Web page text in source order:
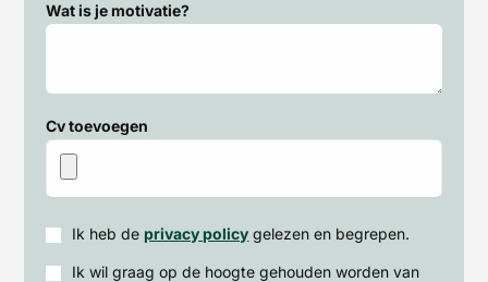
Wat is je motivatie?
Cv toevoegen
Ik heb deprivacy policy gelezen en begrepen.
Ik wil graag op de hoogte gehouden worden van